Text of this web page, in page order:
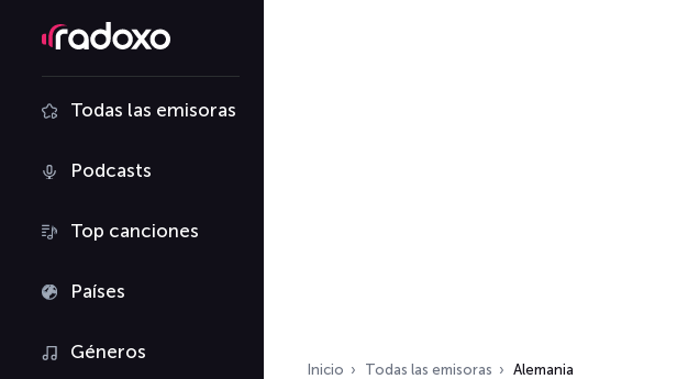
Todas las emisoras
Podcasts
Top canciones
Países
Géneros
Inicio Todas las emisoras Alemania